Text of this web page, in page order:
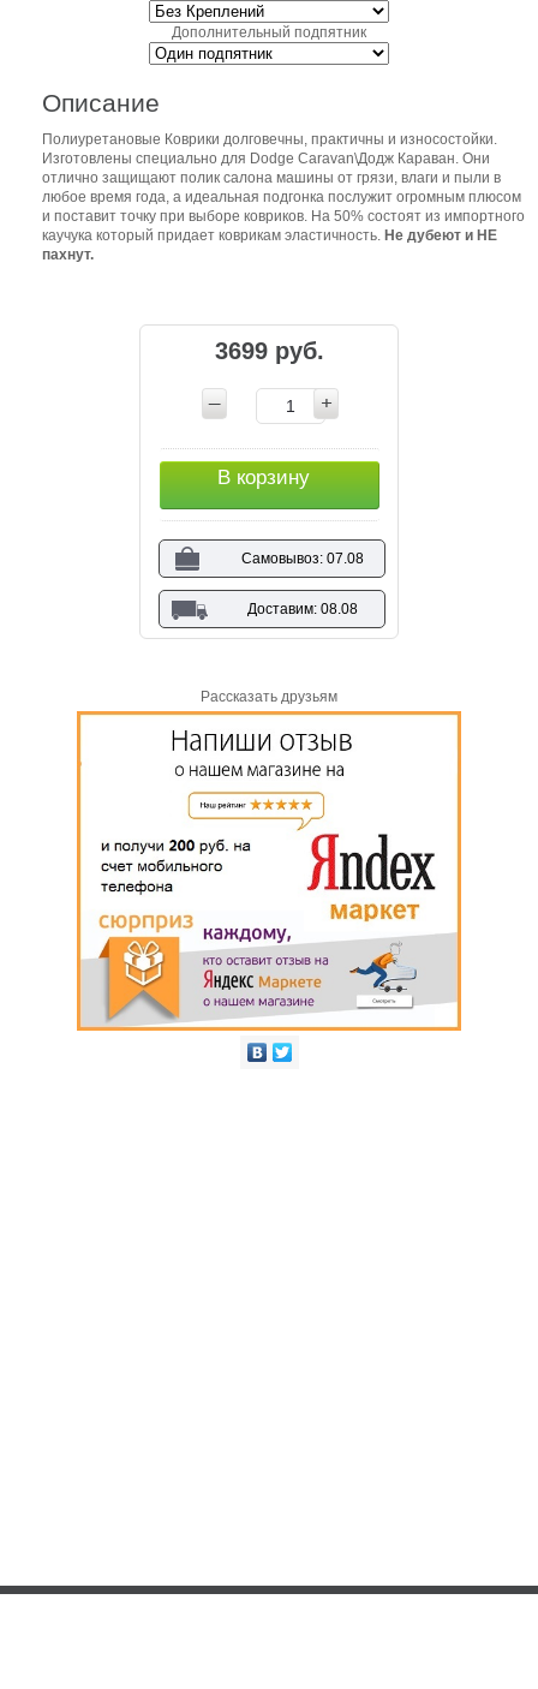
Дополнительный подпятник
Описание
Полиуретановые Коврики долговечны, практичны и износостойки.
Изготовлены специально для Dodge Caravan\Додж Караван. Они
отлично защищают полик салона машины от грязи, влаги и пыли в
любое время года, а идеальная подгонка послужит огромным плюсом
и поставит точку при выборе ковриков. На 50% состоят из импортного
каучука который придает коврикам эластичность. Не дубеют и НЕ
пахнут.
3699 руб.
В корзину
Самовывоз: 07.08
Доставим: 08.08
Рассказать друзьям